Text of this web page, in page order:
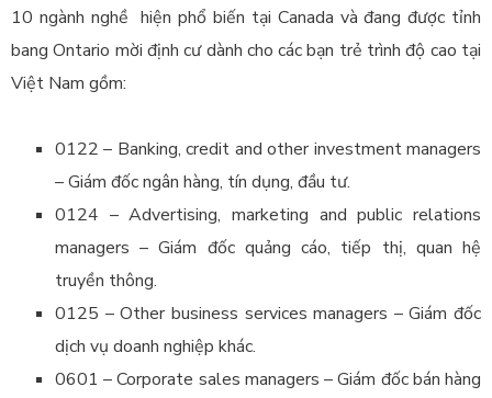
10 ngành nghề hiện phổ biến tại Canada và đang được tỉnh
bang Ontario mời định cư dành cho các bạn trẻ trình độ cao tại
Việt Nam gồm:
0122 – Banking, credit and other investment managers
– Giám đốc ngân hàng, tín dụng, đầu tư.
0124 – Advertising, marketing and public relations
managers – Giám đốc quảng cáo, tiếp thị, quan hệ
truyền thông.
0125 – Other business services managers – Giám đốc
dịch vụ doanh nghiệp khác.
0601 – Corporate sales managers – Giám đốc bán hàng